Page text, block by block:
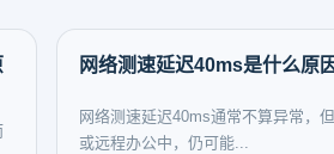
网络测速延迟40ms是什么原因
网络测速延迟40ms通常不算异常，
或远程办公中，仍可能...